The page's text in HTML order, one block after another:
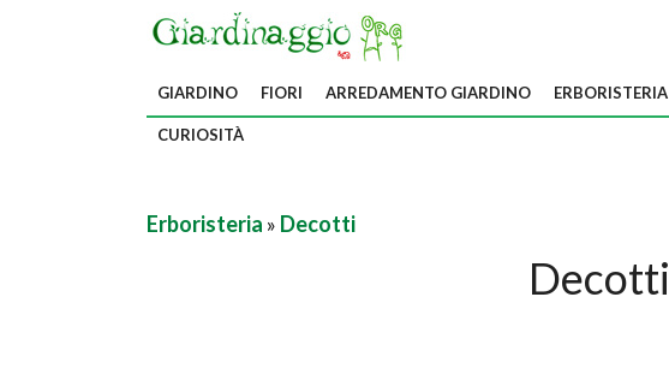
GIARDINO FIORI ARREDAMENTO GIARDINO ERBORISTERIA
CURIOSITÀ
Erboristeria » Decotti
Decotti